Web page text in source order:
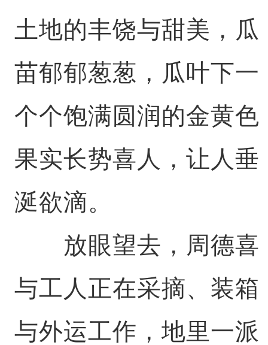
土地的丰饶与甜美，瓜
苗郁郁葱葱，瓜叶下一
个个饱满圆润的金黄色
果实长势喜人，让人垂
涎欲滴。
放眼望去，周德喜
与工人正在采摘、装箱
与外运工作，地里一派